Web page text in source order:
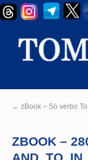
← zBook – Só verbo
ZBOOK –